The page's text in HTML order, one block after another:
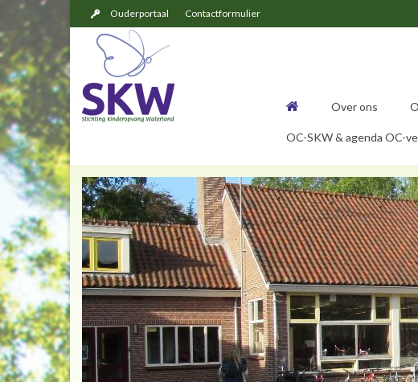
Ouderportaal Contactformulier
Over ons
OC-SKW & agenda OC-